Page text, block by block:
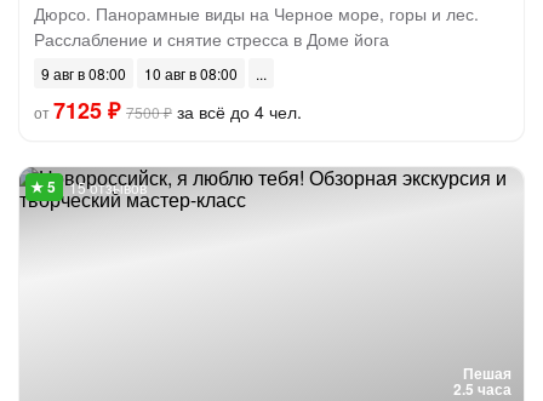
Дюрсо. Панорамные виды на Черное море, горы и лес.
Расслабление и снятие стресса в Доме йога
9 авг в 08:00
10 авг в 08:00
от7125 ₽ 7500 ₽ за всё до 4 чел.
Пешая
2.5 часа
15 отзывов